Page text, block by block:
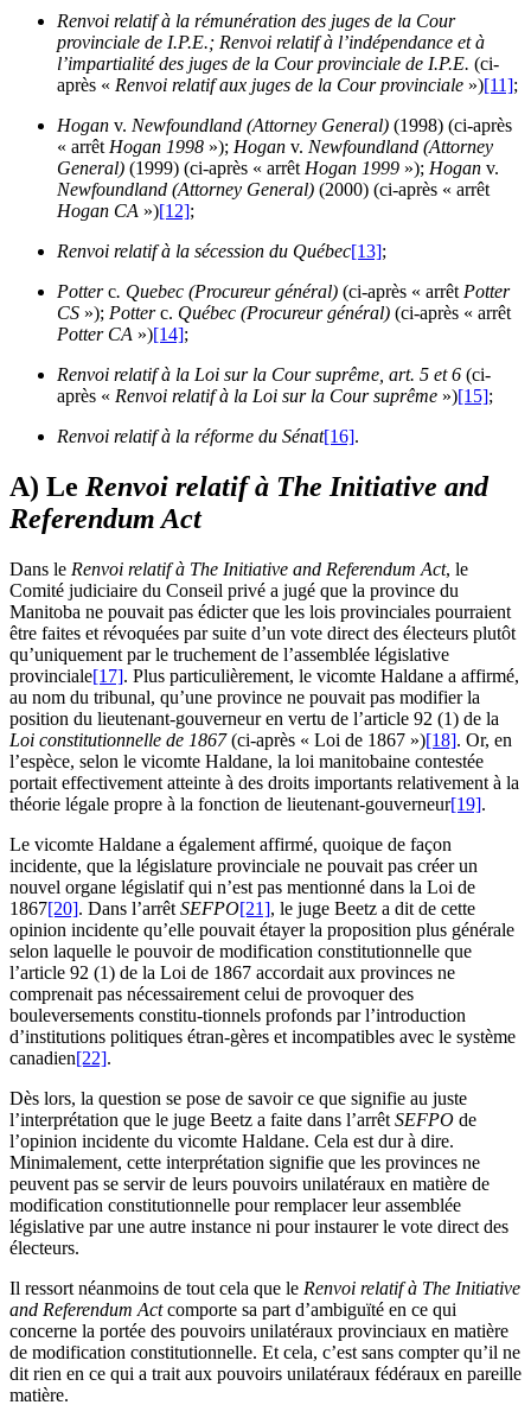
Renvoi relatif à la rémunération des juges de la Cour
provinciale de I.P.E.; Renvoi relatif à l’indépendance et à
l’impartialité des juges de la Cour provinciale de I.P.E. (ci-
après « Renvoi relatif aux juges de la Cour provinciale »)[11];
Hogan v. Newfoundland (Attorney General) (1998) (ci-après
« arrêtHogan 1998 »); Hogan v. Newfoundland (Attorney
General) (1999) (ci-après « arrêtHogan 1999 »); Hogan v.
Newfoundland (Attorney General) (2000) (ci-après « arrêt
Hogan CA »)[12];
Renvoi relatif à la sécession du Québec[13];
Potterc. Quebec (Procureur général) (ci-après « arrêtPotter
CS »); Potterc. Québec (Procureur général) (ci-après « arrêt
Potter CA »)[14];
Renvoi relatif à la Loi sur la Cour suprême, art. 5 et 6 (ci-
après « Renvoi relatif à la Loi sur la Cour suprême »)[15];
Renvoi relatif à la réforme du Sénat[16].
A) Le Renvoi relatif à The Initiative and
Referendum Act
Dans le Renvoi relatif à The Initiative and Referendum Act, le
Comité judiciaire du Conseil privé a jugé que la province du
Manitoba ne pouvait pas édicter que les lois provinciales pourraient
être faites et révoquées par suite d’un vote direct des électeurs plutôt
qu’uniquement par le truchement de l’assemblée législative
provinciale[17]. Plus particulièrement, le vicomte Haldane a affirmé,
au nom du tribunal, qu’une province ne pouvait pas modifier la
position du lieutenant-gouverneur en vertu de l’article 92 (1) de la
Loi constitutionnelle de 1867(ci-après « Loi de 1867 »)[18]. Or, en
l’espèce, selon le vicomte Haldane, la loi manitobaine contestée
portait effectivement atteinte à des droits importants relativement à la
théorie légale propre à la fonction de lieutenant-gouverneur[19].
Le vicomte Haldane a également affirmé, quoique de façon
incidente, que la législature provinciale ne pouvait pas créer un
nouvel organe législatif qui n’est pas mentionné dans la Loi de
1867[20]. Dans l’arrêt SEFPO[21], le juge Beetz a dit de cette
opinion incidente qu’elle pouvait étayer la proposition plus générale
selon laquelle le pouvoir de modification constitutionnelle que
l’article 92 (1) de la Loi de 1867 accordait aux provinces ne
comprenait pas nécessairement celui de provoquer des
bouleversements constitu-tionnels profonds par l’introduction
d’institutions politiques étran-gères et incompatibles avec le système
canadien[22].
Dès lors, la question se pose de savoir ce que signifie au juste
l’interprétation que le juge Beetz a faite dans l’arrêt SEFPO de
l’opinion incidente du vicomte Haldane. Cela est dur à dire.
Minimalement, cette interprétation signifie que les provinces ne
peuvent pas se servir de leurs pouvoirs unilatéraux en matière de
modification constitutionnelle pour remplacer leur assemblée
législative par une autre instance ni pour instaurer le vote direct des
électeurs.
Il ressort néanmoins de tout cela que le Renvoi relatif à The Initiative
and Referendum Actcomporte sa part d’ambiguïté en ce qui
concerne la portée des pouvoirs unilatéraux provinciaux en matière
de modification constitutionnelle. Et cela, c’est sans compter qu’il ne
dit rien en ce qui a trait aux pouvoirs unilatéraux fédéraux en pareille
matière.